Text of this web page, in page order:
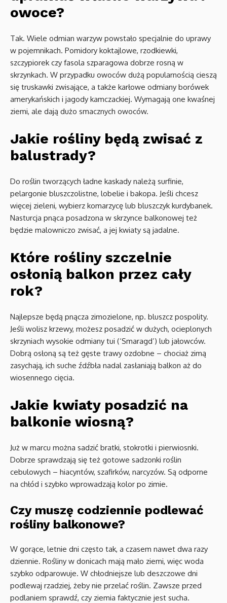
owoce?
Tak. Wiele odmian warzyw powstało specjalnie do uprawy
w pojemnikach. Pomidory koktajlowe, rzodkiewki,
szczypiorek czy fasola szparagowa dobrze rosną w
skrzynkach. W przypadku owoców dużą popularnością cieszą
się truskawki zwisające, a także karłowe odmiany borówek
amerykańskich i jagody kamczackiej. Wymagają one kwaśnej
ziemi, ale dają dużo smacznych owoców.
Jakie rośliny będą zwisać z
balustrady?
Do roślin tworzących ładne kaskady należą surfinie,
pelargonie bluszczolistne, lobelie i bakopa. Jeśli chcesz
więcej zieleni, wybierz komarzycę lub bluszczyk kurdybanek.
Nasturcja pnąca posadzona w skrzynce balkonowej też
będzie malowniczo zwisać, a jej kwiaty są jadalne.
Które rośliny szczelnie
osłonią balkon przez cały
rok?
Najlepsze będą pnącza zimozielone, np. bluszcz pospolity.
Jeśli wolisz krzewy, możesz posadzić w dużych, ocieplonych
skrzyniach wysokie odmiany tui (‘Smaragd’) lub jałowców.
Dobrą osłoną są też gęste trawy ozdobne – chociaż zimą
zasychają, ich suche źdźbła nadal zasłaniają balkon aż do
wiosennego cięcia.
Jakie kwiaty posadzić na
balkonie wiosną?
Już w marcu można sadzić bratki, stokrotki i pierwiosnki.
Dobrze sprawdzają się też gotowe sadzonki roślin
cebulowych – hiacyntów, szafirków, narcyzów. Są odporne
na chłód i szybko wprowadzają kolor po zimie.
Czy muszę codziennie podlewać
rośliny balkonowe?
W gorące, letnie dni często tak, a czasem nawet dwa razy
dziennie. Rośliny w donicach mają mało ziemi, więc woda
szybko odparowuje. W chłodniejsze lub deszczowe dni
podlewaj rzadziej, żeby nie przelać roślin. Zawsze przed
podlaniem sprawdź, czy ziemia faktycznie jest sucha.